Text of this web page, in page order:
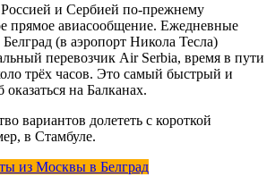
и Сербией по-прежнему
прямое авиасообщение. Ежедневные
(в аэропорт Никола Тесла)
перевозчик Air Serbia, время в пути
трёх часов. Это самый быстрый и
на Балканах.
вариантов долететь с короткой
в Стамбуле.
из Москвы в Белград